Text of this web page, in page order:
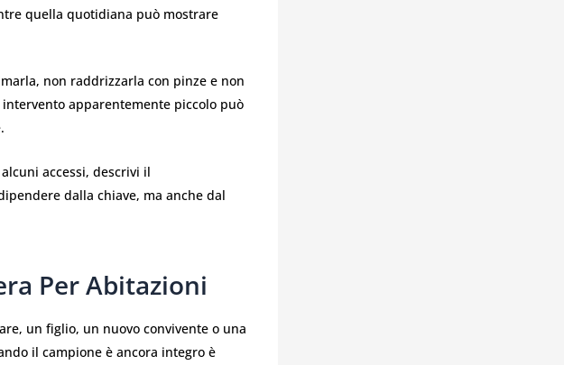
quella quotidiana può mostrare
non raddrizzarla con pinze e non
apparentemente piccolo può
accessi, descrivi il
dalla chiave, ma anche dal
Per Abitazioni
un figlio, un nuovo convivente o una
il campione è ancora integro è